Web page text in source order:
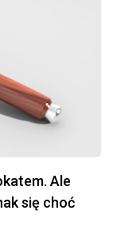
Ale
się choć